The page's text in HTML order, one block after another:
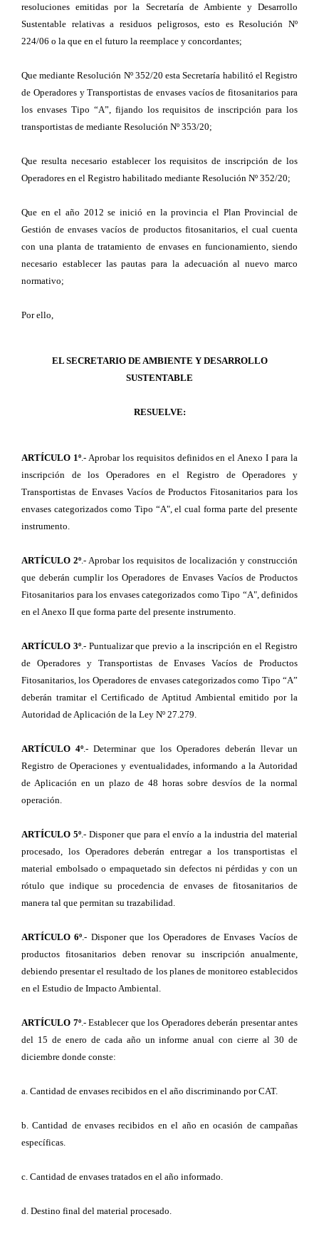
resoluciones emitidas por la Secretaría de Ambiente y Desarrollo
Sustentable relativas a residuos peligrosos, esto es Resolución Nº
224/06 o la que en el futuro la reemplace y concordantes;
Que mediante Resolución Nº 352/20 esta Secretaría habilitó el Registro
de Operadores y Transportistas de envases vacíos de fitosanitarios para
los envases Tipo “A”, fijando los requisitos de inscripción para los
transportistas de mediante Resolución Nº 353/20;
Que resulta necesario establecer los requisitos de inscripción de los
Operadores en el Registro habilitado mediante Resolución Nº 352/20;
Que en el año 2012 se inició en la provincia el Plan Provincial de
Gestión de envases vacíos de productos fitosanitarios, el cual cuenta
con una planta de tratamiento de envases en funcionamiento, siendo
necesario establecer las pautas para la adecuación al nuevo marco
normativo;
Por ello,
EL SECRETARIO DE AMBIENTE Y DESARROLLO
SUSTENTABLE
RESUELVE:
ARTÍCULO 1º.- Aprobar los requisitos definidos en el Anexo I para la
inscripción de los Operadores en el Registro de Operadores y
Transportistas de Envases Vacíos de Productos Fitosanitarios para los
envases categorizados como Tipo “A", el cual forma parte del presente
instrumento.
ARTÍCULO 2º.- Aprobar los requisitos de localización y construcción
que deberán cumplir los Operadores de Envases Vacíos de Productos
Fitosanitarios para los envases categorizados como Tipo “A", definidos
en el Anexo II que forma parte del presente instrumento.
ARTÍCULO 3º.- Puntualizar que previo a la inscripción en el Registro
de Operadores y Transportistas de Envases Vacíos de Productos
Fitosanitarios, los Operadores de envases categorizados como Tipo “A”
deberán tramitar el Certificado de Aptitud Ambiental emitido por la
Autoridad de Aplicación de la Ley Nº 27.279.
ARTÍCULO 4º.- Determinar que los Operadores deberán llevar un
Registro de Operaciones y eventualidades, informando a la Autoridad
de Aplicación en un plazo de 48 horas sobre desvíos de la normal
operación.
ARTÍCULO 5º.- Disponer que para el envío a la industria del material
procesado, los Operadores deberán entregar a los transportistas el
material embolsado o empaquetado sin defectos ni pérdidas y con un
rótulo que indique su procedencia de envases de fitosanitarios de
manera tal que permitan su trazabilidad.
ARTÍCULO 6º.- Disponer que los Operadores de Envases Vacíos de
productos fitosanitarios deben renovar su inscripción anualmente,
debiendo presentar el resultado de los planes de monitoreo establecidos
en el Estudio de Impacto Ambiental.
ARTÍCULO 7º.- Establecer que los Operadores deberán presentar antes
del 15 de enero de cada año un informe anual con cierre al 30 de
diciembre donde conste:
a. Cantidad de envases recibidos en el año discriminando por CAT.
b. Cantidad de envases recibidos en el año en ocasión de campañas
específicas.
c. Cantidad de envases tratados en el año informado.
d. Destino final del material procesado.